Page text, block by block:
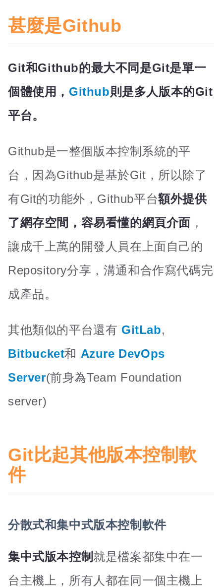
甚麼是Github
Git和Github的最大不同是Git是單一
個體使用， Github則是多人版本的Git
平台。
Github是一整個版本控制系統的平
台，因為Github是基於Git，所以除了
有Git的功能外，Github平台額外提供
了網存空間，容易看懂的網頁介面 ，
讓成千上萬的開發人員在上面自己的
Repository分享，溝通和合作寫代碼完
成產品。
其他類似的平台還有 GitLab,
Bitbucket和 Azure DevOps
Server(前身為Team Foundation
server)
Git比起其他版本控制軟
件
分散式和集中式版本控制軟件
集中式版本控制 就是檔案都集中在一
台主機上，所有人都在同一個主機上